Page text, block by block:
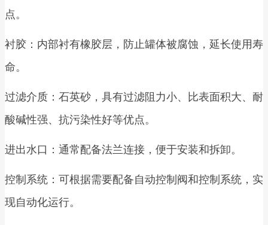
点。
衬胶：内部衬有橡胶层，防止罐体被腐蚀，延长使用寿
命。
过滤介质：石英砂，具有过滤阻力小、比表面积大、耐
酸碱性强、抗污染性好等优点。
进出水口：通常配备法兰连接，便于安装和拆卸。
控制系统：可根据需要配备自动控制阀和控制系统，实
现自动化运行。